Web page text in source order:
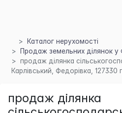
Каталог нерухомості
Продаж земельних ділянок у
продаж ділянка
Карлівський, Федорівка, 127330
продаж ділянка